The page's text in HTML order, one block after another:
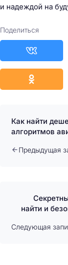
и надеждой на
Поделиться
Как найти
алгоритмов
Предыдущая
найти и
Следующая